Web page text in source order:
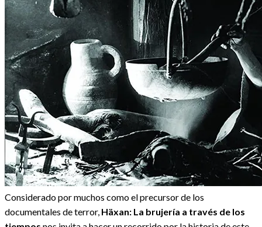
Considerado por muchos como el precursor de los
documentales de terror, Häxan: La brujería a través de los